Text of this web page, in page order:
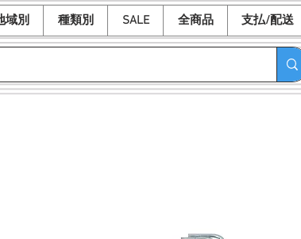
域別 種類別 SALE 全商品 支払/配送